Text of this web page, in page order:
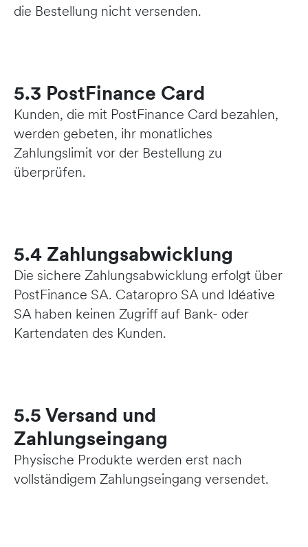
die Bestellung nicht versenden.
5.3 PostFinance Card
Kunden, die mit PostFinance Card bezahlen,
werden gebeten, ihr monatliches
Zahlungslimit vor der Bestellung zu
überprüfen.
5.4 Zahlungsabwicklung
Die sichere Zahlungsabwicklung erfolgt über
PostFinance SA. Cataropro SA und Idéative
SA haben keinen Zugriff auf Bank- oder
Kartendaten des Kunden.
5.5 Versand und
Zahlungseingang
Physische Produkte werden erst nach
vollständigem Zahlungseingang versendet.